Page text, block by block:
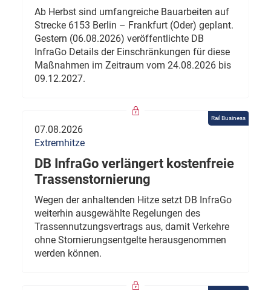
Ab Herbst sind umfangreiche Bauarbeiten auf
Strecke 6153 Berlin – Frankfurt (Oder) geplant.
Gestern (06.08.2026) veröffentlichte DB
InfraGo Details der Einschränkungen für diese
Maßnahmen im Zeitraum vom 24.08.2026 bis
09.12.2027.
Rail Business
07.08.2026
Extremhitze
DB InfraGo verlängert kostenfreie
Trassenstornierung
Wegen der anhaltenden Hitze setzt DB InfraGo
weiterhin ausgewählte Regelungen des
Trassennutzungsvertrags aus, damit Verkehre
ohne Stornierungsentgelte herausgenommen
werden können.